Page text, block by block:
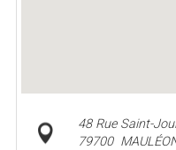
48 Rue Saint-
79700